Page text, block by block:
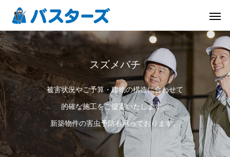
スズメバチ
被害状況やご予算・建物の構造に合わせて
的確な施工をご提案いたします。
新築物件の害虫予防も承っております。